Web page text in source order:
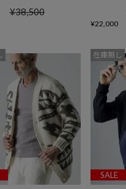
¥38,500
¥22,000
SALE
在庫無し